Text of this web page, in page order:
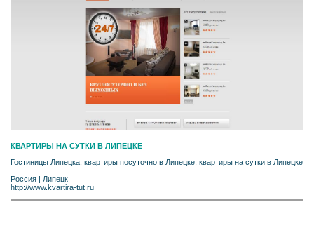
КВАРТИРЫ НА СУТКИ В ЛИПЕЦКЕ
Гостиницы Липецка, квартиры посуточно в Липецке, квартиры на сутки в Липецке
Россия | Липецк
http://www.kvartira-tut.ru